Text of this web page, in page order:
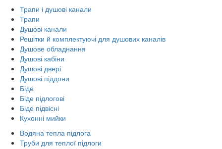
Трапи і душові канали
Трапи
Душові канали
Решітки й комплектуючі для душових каналів
Душове обладнання
Душові кабіни
Душові двері
Душові піддони
Біде
Біде підлогові
Біде підвісні
Кухонні мийки
Водяна тепла підлога
Труби для теплої підлоги